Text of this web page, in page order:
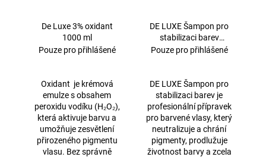
De Luxe 3% oxidant
1000 ml
Pouze pro přihlášené
Oxidant je krémová
emulze s obsahem
peroxidu vodíku (H₂O₂),
která aktivuje barvu a
umožňuje zesvětlení
přirozeného pigmentu
vlasu. Bez správně
DE LUXE Šampon pro
stabilizaci barev
1000ml
Pouze pro přihlášené
DE LUXE Šampon pro
stabilizaci barev je
profesionální přípravek
pro barvené vlasy, který
neutralizuje a chrání
pigmenty, prodlužuje
životnost barvy a zcela